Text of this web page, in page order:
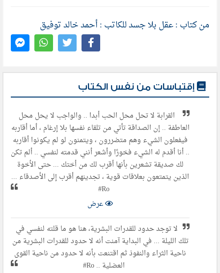
من كتاب : عقل بلا جسد للكاتب : أحمد خالد توفيق
إقتباسات من نفس الكتاب
القرابة لا تحل محل الحب أبدا .. والواجب لا يحل محل
العاطفة .. إن الصداقة تأتي من تلقاء نفسها بلا إرغام ، أما أقاربه
فيفعلون الشيء وهم متضررون ، ويتمنون لو لم يكونوا أقاربه
.. أنا أقدم له الشيء فخورًا وأشعر أنني قدمته لنفسي .. ألم تكن
لك صديقة تشعرين بأنها أقرب لك من أختك ... حتى الأخوة
الذين يتمتعون بعلاقات قوية ، تجدينهم أقرب إلى الأصدقاء ...
Ro#
عرض
لا توجد حدود للقدرات البشرية، هنا هو ما قلته لنفسي في
تلك الليلة ... في البداية آمنت أنه لا حدود للقدرات البشرية من
ناحية الثراء والنفوذ ثم اقتنعت بأنه لا حدود من ناحية القوى
العضلية .. Ro#